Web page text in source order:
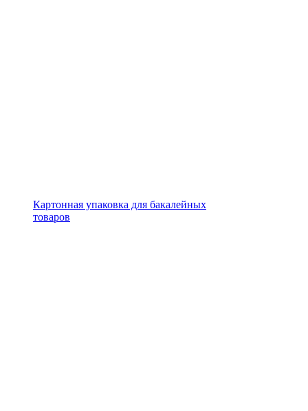
Картонная упаковка для бакалейных
товаров